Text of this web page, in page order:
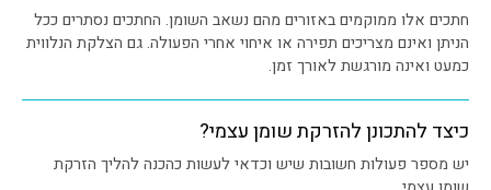
חתכים אלו ממוקמים באזורים מהם נשאב השומן. החתכים נסתרים ככל
הניתן ואינם מצריכים תפירה או איחוי אחרי הפעולה. גם הצלקת הנלווית
כמעט ואינה מורגשת לאורך זמן.
כיצד להתכונן להזרקת שומן עצמי?
יש מספר פעולות חשובות שיש וכדאי לעשות כהכנה להליך הזרקת